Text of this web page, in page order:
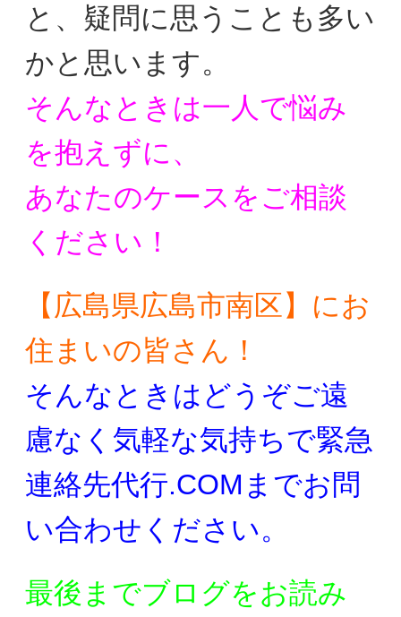
と、疑問に思うことも多い
かと思います。
そんなときは一人で悩み
を抱えずに、
あなたのケースをご相談
ください！
【広島県広島市南区】にお
住まいの皆さん！
そんなときはどうぞご遠
慮なく気軽な気持ちで緊急
連絡先代行.COMまでお問
い合わせください。
最後までブログをお読み